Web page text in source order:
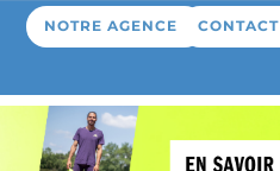
NOTRE AGENCE CONTACT